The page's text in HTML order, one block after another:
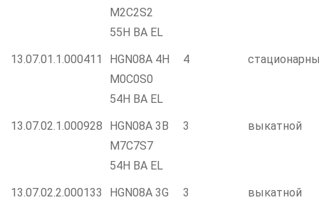
M2C2S2
55H BA EL
13.07.01.1.000411
HGN08A 4H
M0C0S0
54H BA EL
4
13.07.02.1.000928
HGN08A 3B
M7C7S7
54H BA EL
3 выкатной
13.07.02.2.000133
HGN08A 3G
3 выкатной